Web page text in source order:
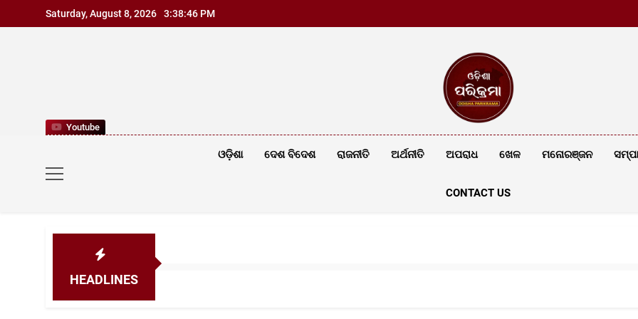
to
Saturday, August 8, 2026 3:38:47 PM
ଓଡ଼ିଶା
Youtube
ଓଡ଼ିଶା ଦେଶ ବିଦେଶ ରାଜନୀତି ଅର୍ଥନୀତି ଅପରାଧ ଖେଳ ମନୋରଞ୍ଜନ
CONTACT US
HEADLINES